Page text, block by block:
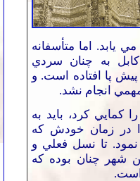
يابد. اما متأسفانه
به چنان سردي
پا افتاده است. و
انجام نشد.
كمايي كرد، بايد به
در زمان خودش كه
نمود.تا نسل فعلي و
شهر چنان بوده كه
است.